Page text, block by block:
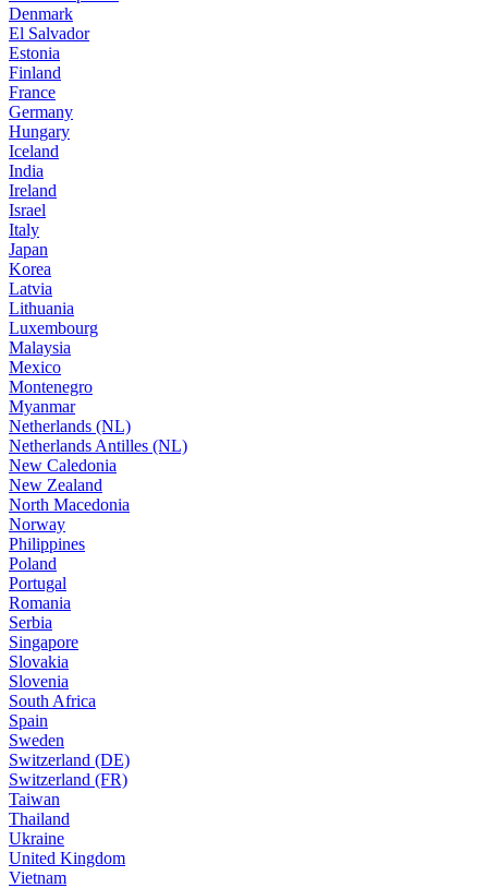
Denmark
El Salvador
Estonia
Finland
France
Germany
Hungary
Iceland
India
Ireland
Israel
Italy
Japan
Korea
Latvia
Lithuania
Luxembourg
Malaysia
Mexico
Montenegro
Myanmar
Netherlands (NL)
Netherlands Antilles (NL)
New Caledonia
New Zealand
North Macedonia
Norway
Philippines
Poland
Portugal
Romania
Serbia
Singapore
Slovakia
Slovenia
South Africa
Spain
Sweden
Switzerland (DE)
Switzerland (FR)
Taiwan
Thailand
Ukraine
United Kingdom
Vietnam